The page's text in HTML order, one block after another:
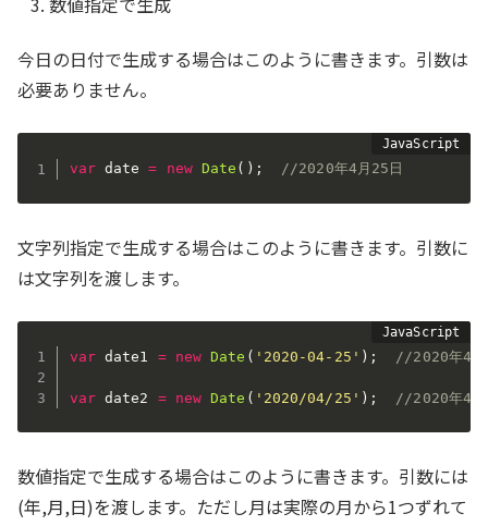
今日の日付で生成する場合はこのように書きます。引数は
必要ありません。
var date = new Date ( ) ; //2020年4月25日
文字列指定で生成する場合はこのように書きます。引数に
は文字列を渡します。
var date1 = new Date ( '2020-04-25' ) ; //2020年4月
var date2 = new Date ( '2020/04/25' ) ; //2020年4月
数値指定で生成する場合はこのように書きます。引数には
(年,月,日)を渡します。ただし月は実際の月から1つずれて